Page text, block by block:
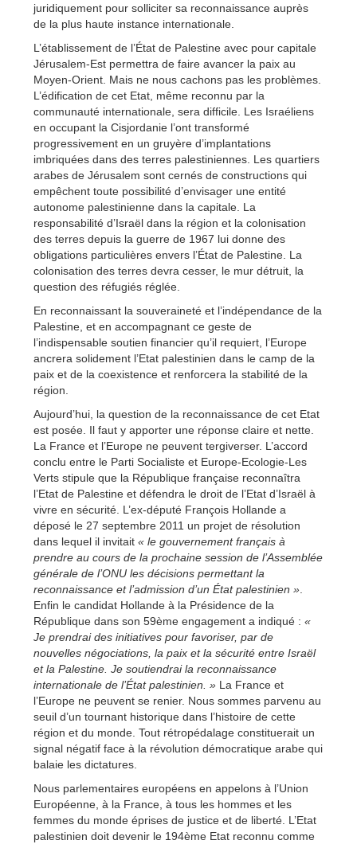
juridiquement pour solliciter sa reconnaissance auprès
de la plus haute instance internationale.
L’établissement de l’État de Palestine avec pour capitale
Jérusalem-Est permettra de faire avancer la paix au
Moyen-Orient. Mais ne nous cachons pas les problèmes.
L’édification de cet Etat, même reconnu par la
communauté internationale, sera difficile. Les Israéliens
en occupant la Cisjordanie l’ont transformé
progressivement en un gruyère d’implantations
imbriquées dans des terres palestiniennes. Les quartiers
arabes de Jérusalem sont cernés de constructions qui
empêchent toute possibilité d’envisager une entité
autonome palestinienne dans la capitale. La
responsabilité d’Israël dans la région et la colonisation
des terres depuis la guerre de 1967 lui donne des
obligations particulières envers l’État de Palestine. La
colonisation des terres devra cesser, le mur détruit, la
question des réfugiés réglée.
En reconnaissant la souveraineté et l’indépendance de la
Palestine, et en accompagnant ce geste de
l’indispensable soutien financier qu’il requiert, l’Europe
ancrera solidement l’Etat palestinien dans le camp de la
paix et de la coexistence et renforcera la stabilité de la
région.
Aujourd’hui, la question de la reconnaissance de cet Etat
est posée. Il faut y apporter une réponse claire et nette.
La France et l’Europe ne peuvent tergiverser. L’accord
conclu entre le Parti Socialiste et Europe-Ecologie-Les
Verts stipule que la République française reconnaîtra
l’Etat de Palestine et défendra le droit de l’Etat d’Israël à
vivre en sécurité. L’ex-député François Hollande a
déposé le 27 septembre 2011 un projet de résolution
dans lequel il invitait « le gouvernement français à
prendre au cours de la prochaine session de l’Assemblée
générale de l’ONU les décisions permettant la
reconnaissance et l’admission d’un État palestinien ».
Enfin le candidat Hollande à la Présidence de la
République dans son 59ème engagement a indiqué : «
Je prendrai des initiatives pour favoriser, par de
nouvelles négociations, la paix et la sécurité entre Israël
et la Palestine. Je soutiendrai la reconnaissance
internationale de l’État palestinien. » La France et
l’Europe ne peuvent se renier. Nous sommes parvenu au
seuil d’un tournant historique dans l’histoire de cette
région et du monde. Tout rétropédalage constituerait un
signal négatif face à la révolution démocratique arabe qui
balaie les dictatures.
Nous parlementaires européens en appelons à l’Union
Européenne, à la France, à tous les hommes et les
femmes du monde éprises de justice et de liberté. L’Etat
palestinien doit devenir le 194ème Etat reconnu comme